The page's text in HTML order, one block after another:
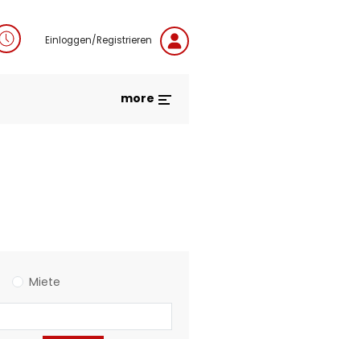
Einloggen/Registrieren
more
Miete